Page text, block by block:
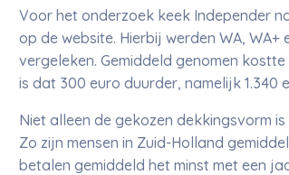
Voor het onderzoek keek Independer
op de website. Hierbij werden WA,
vergeleken. Gemiddeld genomen
is dat 300 euro duurder, namelijk 1.340
Niet alleen de gekozen dekkingsvorm
Zo zijn mensen in Zuid-Holland
betalen gemiddeld het minst met een